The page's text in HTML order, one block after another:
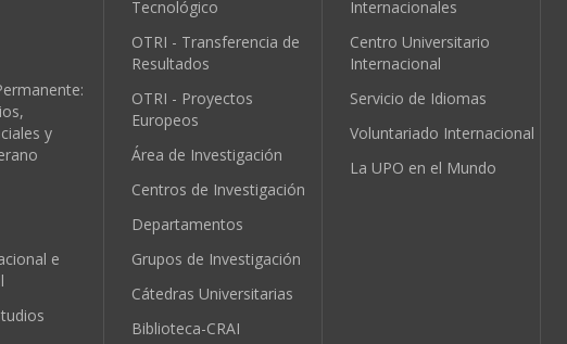
y
e
Tecnológico
OTRI - Transferencia de
Resultados
OTRI - Proyectos
Europeos
Área de Investigación
Centros de Investigación
Departamentos
Grupos de Investigación
Cátedras Universitarias
Biblioteca-CRAI
Internacionales
Centro Universitario
Internacional
Servicio de Idiomas
Voluntariado Internacional
La UPO en el Mundo